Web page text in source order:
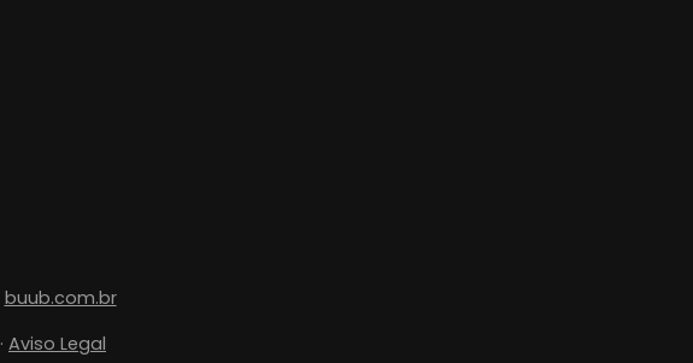
buub.com.br
· Aviso Legal